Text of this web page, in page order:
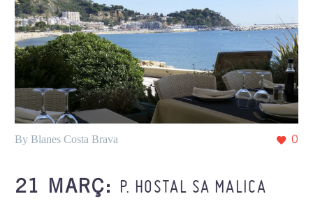
0
By Blanes Costa Brava
21 MARÇ: P. HOSTAL SA MALICA